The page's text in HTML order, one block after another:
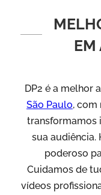
EM
DP2 é a melhor a
São Paulo, com
transformamos
sua audiência.
poderoso
Cuidamos de
vídeos